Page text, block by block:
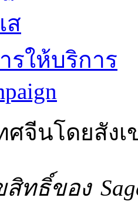
ส
รให้บริการ
ศจีนโดยสังเ
ทธิ์ของ